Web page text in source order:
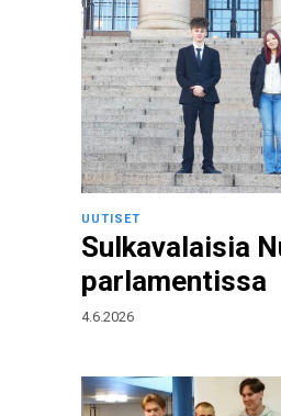
UUTISET
Sulkavalaisia
parlamentissa
4.6.2026